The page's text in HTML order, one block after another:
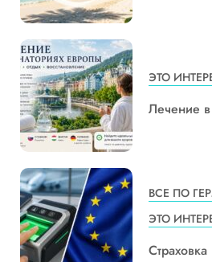
ЭТО
Лечение
ВСЕ ПО
ЭТО